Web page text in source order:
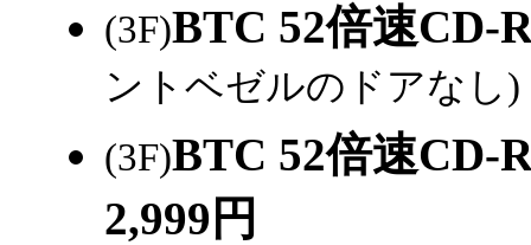
(3F)BTC 52倍速CD-
ントベゼルのドアなし)
(3F)BTC 52倍速CD-
2,999円